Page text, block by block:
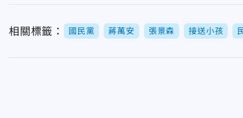
相關標籤： 國民黨 蔣萬安 張景森 接送小孩